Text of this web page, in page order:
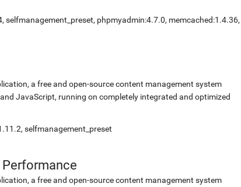
phpmyadmin:4.7.0, memcached:1.4.36,
a free and open-source content management system
JavaScript, running on completely integrated and optimized
selfmanagement_preset
a free and open-source content management system